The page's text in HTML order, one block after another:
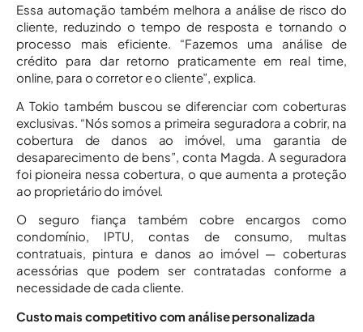
Essa automação também melhora a análise de risco do
cliente, reduzindo o tempo de resposta e tornando o
processo mais eficiente. “Fazemos uma análise de
crédito para dar retorno praticamente em real time,
online, para o corretor e o cliente”, explica.
A Tokio também buscou se diferenciar com coberturas
exclusivas. “Nós somos a primeira seguradora a cobrir, na
cobertura de danos ao imóvel, uma garantia de
desaparecimento de bens”, conta Magda. A seguradora
foi pioneira nessa cobertura, o que aumenta a proteção
ao proprietário do imóvel.
O seguro fiança também cobre encargos como
condomínio, IPTU, contas de consumo, multas
contratuais, pintura e danos ao imóvel — coberturas
acessórias que podem ser contratadas conforme a
necessidade de cada cliente.
Custo mais competitivo com análise personalizada